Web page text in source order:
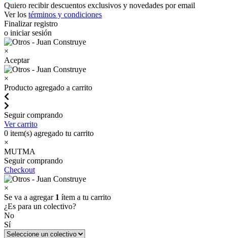
Quiero recibir descuentos exclusivos y novedades por email
Ver los términos y condiciones
Finalizar registro
o iniciar sesión
×
Aceptar
×
Producto agregado a carrito
Seguir comprando
Ver carrito
0 item(s) agregado tu carrito
×
MUTMA
Seguir comprando
Checkout
×
Se va a agregar 1 ítem a tu carrito
¿Es para un colectivo?
No
Sí